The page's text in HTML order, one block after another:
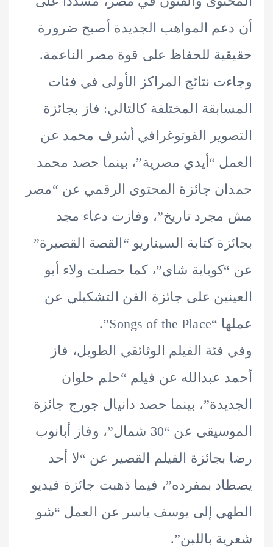
المواهب الجديدة أصبح ضرورة
للحفاظ على قوة مصر الناعمة.
نتائج المراكز الأولى في فئات
المختلفة كالتالي: فاز بجائزة
الفوتوغرافي أشرف محمد عن
“أيدي مصرية”، بينما حصد محمد
جائزة المحتوى الرقمي عن “مصر
تاريخ”، وفازت دعاء مجد
كتابة السيناريو “القصة القصيرة”
شاي”، كما حصلت ولاء أبو
على جائزة الفن التشكيلي عن
الفيلم الوثائقي الطويل، فاز
عبدالله عن فيلم “حلم حلوان
بينما حصد دانيال جورج جائزة
الموسيقى عن “30 شمال”، وفاز أبانوب
الفيلم القصير عن “لا أحد
بمفرده”، فيما ذهبت جائزة فيديو
إلى يوسف ياسر عن العمل “شو
باللبن”.